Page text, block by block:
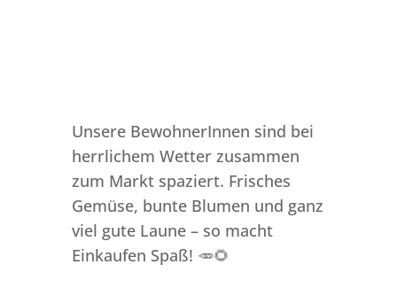
Unsere BewohnerInnen sind bei
herrlichem Wetter zusammen
zum Markt spaziert. Frisches
Gemüse, bunte Blumen und ganz
viel gute Laune – so macht
Einkaufen Spaß! 🥕🌻